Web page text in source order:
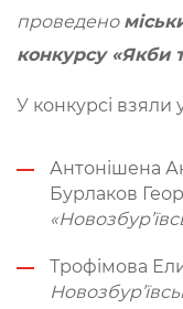
проведено
конкурсу «Якби
У конкурсі взяли
Антонішена
Бурлаков
Трофімова